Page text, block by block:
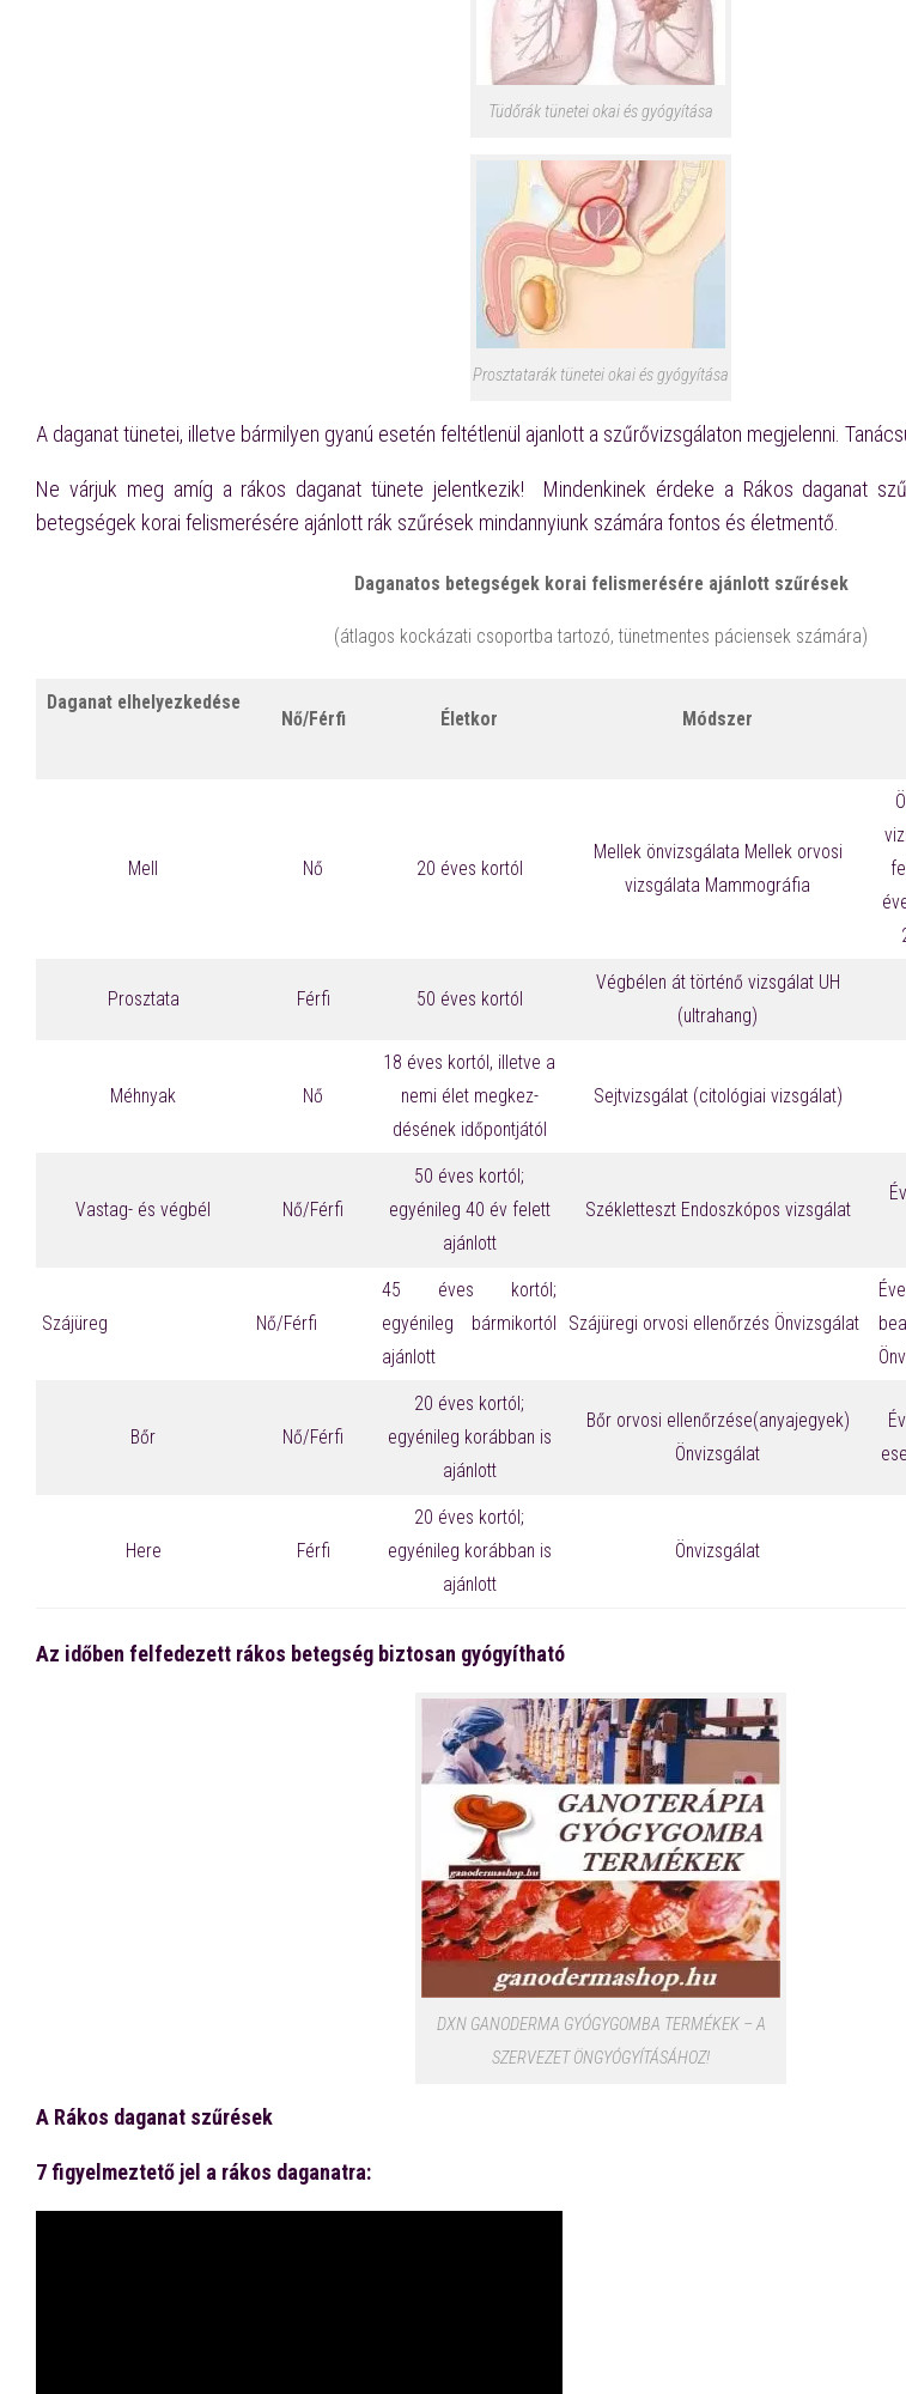
Tüdőrák tünetei okai és gyógyítása
Prosztatarák tünetei okai és gyógyítása
A daganat tünetei, illetve bármilyen gyanú esetén feltétlenül ajanlott a szűrővizsgálaton megjelenni.
Ne várjuk meg amíg a rákos daganat tünete jelentkezik! Mindenkinek érdeke a Rákos daganat
betegségek korai felismerésére ajánlott rák szűrések mindannyiunk számára fontos és életmentő.
Daganatos betegségek korai felismerésére ajánlott szűrések
(átlagos kockázati csoportba tartozó, tünetmentes páciensek számára)
Daganat elhelyezkedése
Nő/Férfi Életkor Módszer
Mell Nő 20 éves kortól
Mellek önvizsgálata Mellek orvosi
vizsgálata Mammográfia
Prosztata Férfi 50 éves kortól
Végbélen át történő vizsgálatUH
(ultrahang)
Méhnyak Nő
18 éves kortól, illetve a
nemi élet megkez-
désének időpontjától
Sejtvizsgálat(citológiai vizsgálat)
Vastag- és végbél Nő/Férfi
50 éves kortól;
egyénileg 40 év felett
ajánlott
SzéklettesztEndoszkópos vizsgálat
Szájüreg Nő/Férfi
45 éves kortól;
egyénileg bármikortól
ajánlott
Szájüregi orvosi ellenőrzés Önvizsgálat
Bőr Nő/Férfi
20 éves kortól;
egyénileg korábban is
ajánlott
Bőr orvosi ellenőrzése(anyajegyek)
Önvizsgálat
Here Férfi
20 éves kortól;
egyénileg korábban is
ajánlott
Önvizsgálat
Az időben felfedezett rákos betegség biztosan gyógyítható
DXN GANODERMA GYÓGYGOMBA TERMÉKEK – A
SZERVEZET ÖNGYÓGYÍTÁSÁHOZ!
A Rákos daganat szűrések
7 figyelmeztető jel a rákos daganatra: